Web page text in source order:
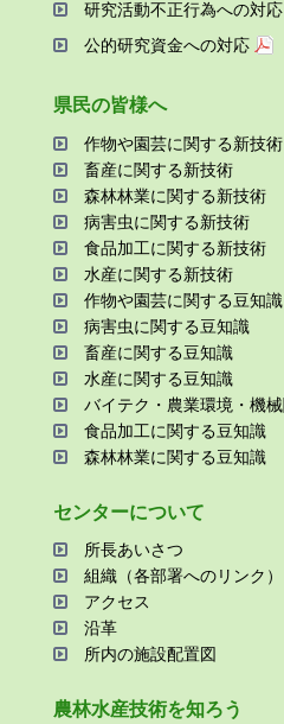
研究活動不正⾏為への対応
公的研究資金への対応
県⺠の皆様へ
作物や園芸に関する新技術
畜産に関する新技術
森林林業に関する新技術
病害⾍に関する新技術
⾷品加⼯に関する新技術
⽔産に関する新技術
作物や園芸に関する⾖知識
病害⾍に関する⾖知識
畜産に関する⾖知識
⽔産に関する⾖知識
バイテク・農業環境・機
⾷品加⼯に関する⾖知識
森林林業に関する⾖知識
センターについて
所⻑あいさつ
組織（各部署へのリンク）
アクセス
沿⾰
所内の施設配置図
農林⽔産技術を知ろう